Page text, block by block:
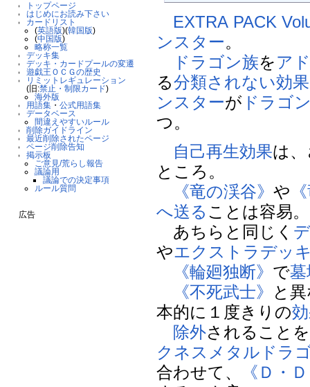
トップページ
はじめにお読み下さい
カードリスト
(英語版)(韓国版)
(中国版)
略称一覧
デッキ集
デッキ・カードプールの変遷
遊戯王ＯＣＧの歴史
リミットレギュレーション
(旧:禁止・制限カード)
海外版
用語集 ・公式用語集
データベース
間違えやすいルール
削除ガイドライン
最近削除されたページ
ページ削除告知
掲示板
ご意見/荒らし報告
議論用
議論での決定事項
ルール質問
広告
EXTRA PACK
ンスター。
ドラゴン族をア
る分類されない効果
ンスターが ドラゴ
つ。
自己再生効果は
ところ。
《竜の渓谷》や
へ送る ことは容易。
あちらと同じく
やエクストラデッ
《輪廻独断》 で
《不死武士》
と
本的に１度きりの
除外されること
クネスメタルドラ
合わせて、
《Ｄ・